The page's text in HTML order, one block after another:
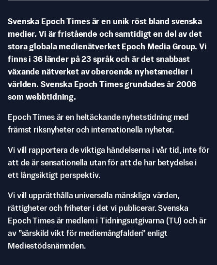
Svenska Epoch Times är en unik röst bland svenska
medier. Vi är fristående och samtidigt en del av det
stora globala medienätverket Epoch Media Group. Vi
finns i 36 länder på 23 språk och är det snabbast
växande nätverket av oberoende nyhetsmedier i
världen. Svenska Epoch Times grundades år 2006
som webbtidning.
Epoch Times är en heltäckande nyhetstidning med
främst riksnyheter och internationella nyheter.
Vi vill rapportera de viktiga händelserna i vår tid, inte för
att de är sensationella utan för att de har betydelse i
ett långsiktigt perspektiv.
Vi vill upprätthålla universella mänskliga värden,
rättigheter och friheter i det vi publicerar. Svenska
Epoch Times är medlem i Tidningsutgivarna (TU) och är
av ”särskild vikt för mediemångfalden” enligt
Mediestödsnämnden.